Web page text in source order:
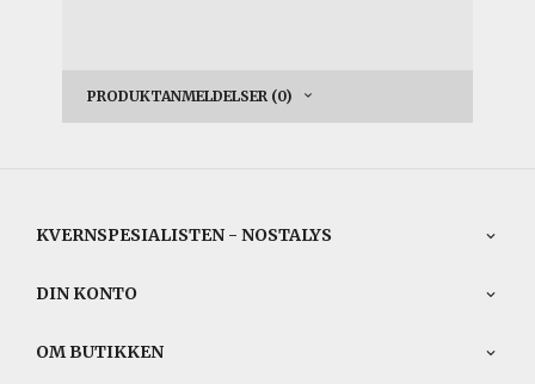
PRODUKTANMELDELSER (0)
KVERNSPESIALISTEN - NOSTALYS
DIN KONTO
OM BUTIKKEN